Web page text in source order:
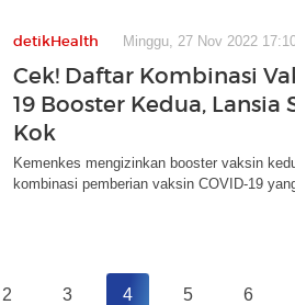
detikHealth Minggu, 27 Nov 2022
Cek! Daftar Kombinasi
19 Booster Kedua, Lansia
Kok
Kemenkes mengizinkan booster vaksin
kombinasi pemberian vaksin COVID-19
2 3 4 5 6